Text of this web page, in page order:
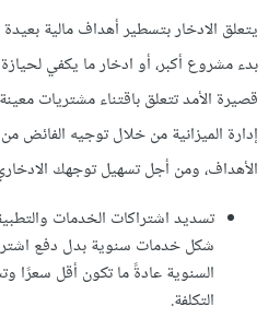
يتعلق الادخار بتسطير أهداف مالية بعيدة
بدء مشروع أكبر، أو ادخار ما يكفي
قصيرة الأمد تتعلق باقتناء مشتريات
إدارة الميزانية من خلال توجيه الفائض
الأهداف، ومن أجل تسهيل توجهك الادخاري
تسديد اشتراكات الخدمات
شكل خدمات سنوية بدل دفع
السنوية عادةً ما تكون أقل سعرًا
التكلفة.